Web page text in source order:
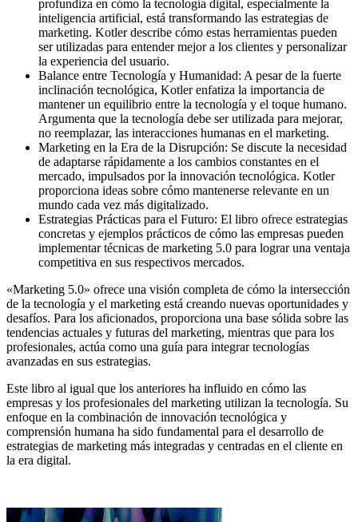
profundiza en cómo la tecnología digital, especialmente la
inteligencia artificial, está transformando las estrategias de
marketing. Kotler describe cómo estas herramientas pueden
ser utilizadas para entender mejor a los clientes y personalizar
la experiencia del usuario.
Balance entre Tecnología y Humanidad: A pesar de la fuerte
inclinación tecnológica, Kotler enfatiza la importancia de
mantener un equilibrio entre la tecnología y el toque humano.
Argumenta que la tecnología debe ser utilizada para mejorar,
no reemplazar, las interacciones humanas en el marketing.
Marketing en la Era de la Disrupción: Se discute la necesidad
de adaptarse rápidamente a los cambios constantes en el
mercado, impulsados por la innovación tecnológica. Kotler
proporciona ideas sobre cómo mantenerse relevante en un
mundo cada vez más digitalizado.
Estrategias Prácticas para el Futuro: El libro ofrece estrategias
concretas y ejemplos prácticos de cómo las empresas pueden
implementar técnicas de marketing 5.0 para lograr una ventaja
competitiva en sus respectivos mercados.
«Marketing 5.0» ofrece una visión completa de cómo la intersección
de la tecnología y el marketing está creando nuevas oportunidades y
desafíos. Para los aficionados, proporciona una base sólida sobre las
tendencias actuales y futuras del marketing, mientras que para los
profesionales, actúa como una guía para integrar tecnologías
avanzadas en sus estrategias.
Este libro al igual que los anteriores ha influido en cómo las
empresas y los profesionales del marketing utilizan la tecnología. Su
enfoque en la combinación de innovación tecnológica y
comprensión humana ha sido fundamental para el desarrollo de
estrategias de marketing más integradas y centradas en el cliente en
la era digital.